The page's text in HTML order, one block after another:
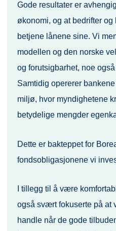
Gode resultater er
økonomi, og at bedrifter
betjene lånene sine. Vi
modellen og den norske
og forutsigbarhet, noe
Samtidig opererer
miljø, hvor myndighetene
betydelige mengder
Dette er bakteppet for
fondsobligasjonene vi
I tillegg til å være
også svært fokuserte på at
handle når de gode